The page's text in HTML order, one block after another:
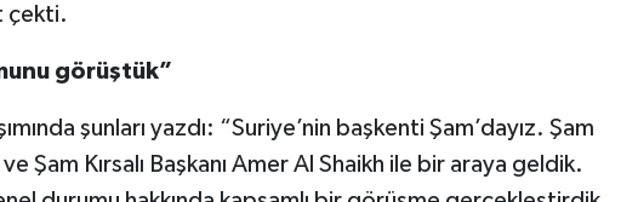
çekti.
görüştük”
şunları yazdı: “Suriye’nin başkenti Şam’dayız. Şam
Şam Kırsalı Başkanı Amer Al Shaikh ile bir araya geldik.